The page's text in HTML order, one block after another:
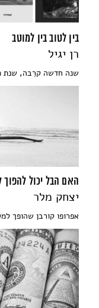
בין לטוב בין למוטב
רן יגיל
שנה חדשה קרֵבה, שנת
האם הבל יכול להפוך
יצחק מלר
אפרופו קורבן שהופך